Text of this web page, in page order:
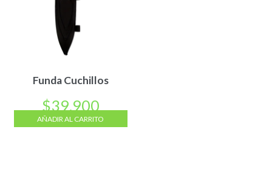
Funda Cuchillos
$39.900
AÑADIR AL CARRITO